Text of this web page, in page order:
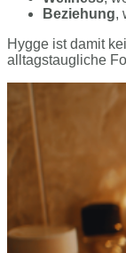
Beziehung,
Hygge ist damit
alltagstaugliche